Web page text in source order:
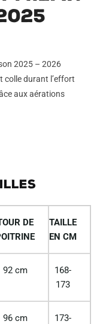
2025 – 2026
colle durant l’effort
aux aérations
DE
TAILLE
EN CM
92 cm
168-
173
96 cm
173-